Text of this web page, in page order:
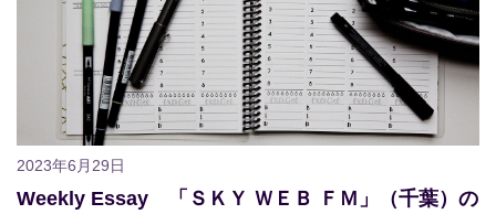
2023年6月29日
Weekly Essay 「ＳＫＹ ＷＥＢ ＦＭ」（千葉）の